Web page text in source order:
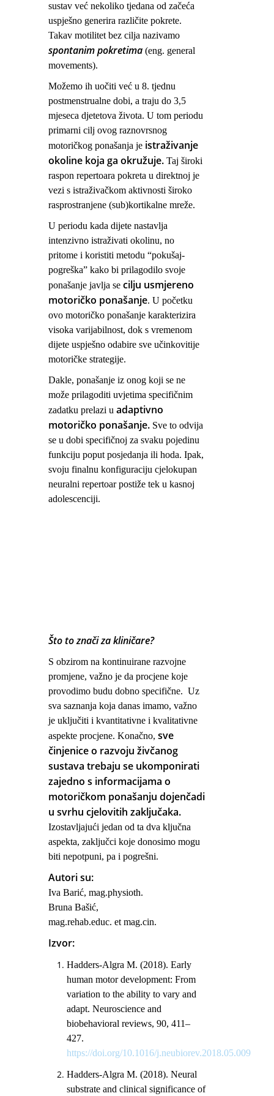
sustav već nekoliko tjedana od začeća
uspješno generira različite pokrete.
Takav motilitet bez cilja nazivamo
spontanim pokretima (eng. general
movements).
Možemo ih uočiti već u 8. tjednu
postmenstrualne dobi, a traju do 3,5
mjeseca djetetova života. U tom periodu
primarni cilj ovog raznovrsnog
motoričkog ponašanja je istraživanje
okoline koja ga okružuje. Taj široki
raspon repertoara pokreta u direktnoj je
vezi s istraživačkom aktivnosti široko
rasprostranjene (sub)kortikalne mreže.
U periodu kada dijete nastavlja
intenzivno istraživati okolinu, no
pritome i koristiti metodu “pokušaj-
pogreška” kako bi prilagodilo svoje
ponašanje javlja secilju usmjereno
motoričko ponašanje. U početku
ovo motoričko ponašanje karakterizira
visoka varijabilnost, dok s vremenom
dijete uspješno odabire sve učinkovitije
motoričke strategije.
Dakle, ponašanje iz onog koji se ne
može prilagoditi uvjetima specifičnim
zadatku prelazi uadaptivno
motoričko ponašanje. Sve to odvija
se u dobi specifičnoj za svaku pojedinu
funkciju poput posjedanja ili hoda. Ipak,
svoju finalnu konfiguraciju cjelokupan
neuralni repertoar postiže tek u kasnoj
adolescenciji.
Što to znači za kliničare?
S obzirom na kontinuirane razvojne
promjene, važno je da procjene koje
provodimo budu dobno specifične. Uz
sva saznanja koja danas imamo, važno
je uključiti i kvantitativne i kvalitativne
aspekte procjene. Konačno,sve
činjenice o razvoju živčanog
sustava trebaju se ukomponirati
zajedno s informacijama o
motoričkom ponašanju dojenčadi
u svrhu cjelovitih zaključaka.
Izostavljajući jedan od ta dva ključna
aspekta, zaključci koje donosimo mogu
biti nepotpuni, pa i pogrešni.
Autori su:
Iva Barić, mag.physioth.
Bruna Bašić,
mag.rehab.educ. et mag.cin.
Izvor:
Hadders-Algra M. (2018). Early
human motor development: From
variation to the ability to vary and
adapt.Neuroscience and
biobehavioral reviews,90, 411–
427.
https://doi.org/10.1016/j.neubiorev.2018.05.009
Hadders-Algra M. (2018). Neural
substrate and clinical significance of